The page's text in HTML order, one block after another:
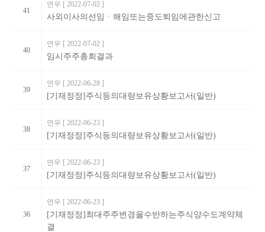
41
연우 [ 2022-07-02 ]
사외이사의선임ㆍ해임또는중도퇴임에관한신고
40
연우 [ 2022-07-02 ]
임시주주총회결과
39
연우 [ 2022-06-28 ]
[기재정정]주식등의대량보유상황보고서(일반)
38
연우 [ 2022-06-23 ]
[기재정정]주식등의대량보유상황보고서(일반)
37
연우 [ 2022-06-23 ]
[기재정정]주식등의대량보유상황보고서(일반)
36
연우 [ 2022-06-23 ]
[기재정정]최대주주변경을수반하는주식양수도계약체
결